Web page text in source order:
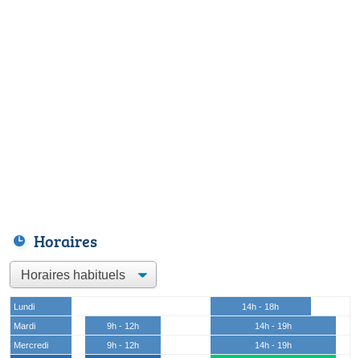
Horaires
Lundi
14h - 18h
Mardi
9h - 12h
14h - 19h
Mercredi
9h - 12h
14h - 19h